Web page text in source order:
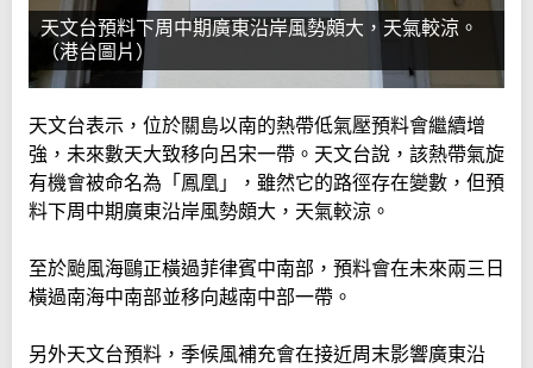
天文台預料下周中期廣東沿岸風勢頗大，天氣較涼。
（港台圖片）
天文台表示，位於關島以南的熱帶低氣壓預料會繼續增
強，未來數天大致移向呂宋一帶。天文台說，該熱帶氣旋
有機會被命名為「鳳凰」，雖然它的路徑存在變數，但預
料下周中期廣東沿岸風勢頗大，天氣較涼。
至於颱風海鷗正橫過菲律賓中南部，預料會在未來兩三日
橫過南海中南部並移向越南中部一帶。
另外天文台預料，季候風補充會在接近周末影響廣東沿